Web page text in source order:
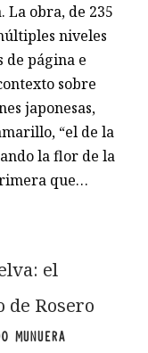
La obra, de 235
niveles
de página e
sobre
japonesas,
“el de la
la flor de la
que…
el
de Rosero
MUNUERA